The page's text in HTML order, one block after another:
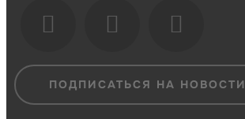
ПОДПИСАТЬСЯ НА НОВОСТИ